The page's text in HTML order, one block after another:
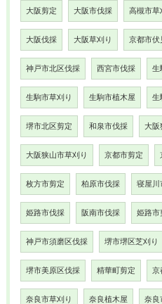
大阪剪定 大阪市伐採 高槻市草
大阪伐採 大阪草刈り 京都市伏
神戸市北区伐採 西宮市伐採 生
生駒市草刈り 生駒市植木屋 生
堺市北区剪定 和泉市伐採 大阪
大阪狭山市草刈り 京都市剪定
枚方市剪定 柏原市伐採 寝屋川
姫路市伐採 阪南市伐採 姫路市
神戸市須磨区伐採 堺市堺区芝刈り
堺市美原区伐採 精華町剪定 京
奈良市草刈り 奈良植木屋 奈良